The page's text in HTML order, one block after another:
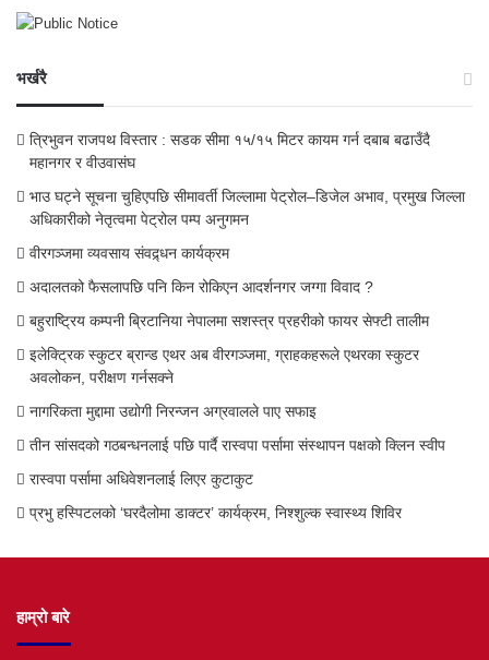
भर्खरै
त्रिभुवन राजपथ विस्तार : सडक सीमा १५/१५ मिटर कायम गर्न दबाब बढाउँदै
महानगर र वीउवासंघ
भाउ घट्ने सूचना चुहिएपछि सीमावर्ती जिल्लामा पेट्रोल–डिजेल अभाव, प्रमुख जिल्ला
अधिकारीको नेतृत्वमा पेट्रोल पम्प अनुगमन
वीरगञ्जमा व्यवसाय संवद्र्धन कार्यक्रम
अदालतको फैसलापछि पनि किन रोकिएन आदर्शनगर जग्गा विवाद ?
बहुराष्ट्रिय कम्पनी ब्रिटानिया नेपालमा सशस्त्र प्रहरीको फायर सेफ्टी तालीम
इलेक्ट्रिक स्कुटर ब्रान्ड एथर अब वीरगञ्जमा, ग्राहकहरूले एथरका स्कुटर
अवलोकन, परीक्षण गर्नसक्ने
नागरिकता मुद्दामा उद्योगी निरन्जन अग्रवालले पाए सफाइ
तीन सांसदको गठबन्धनलाई पछि पार्दै रास्वपा पर्सामा संस्थापन पक्षको क्लिन स्वीप
रास्वपा पर्सामा अधिवेशनलाई लिएर कुटाकुट
प्रभु हस्पिटलको ‘घरदैलोमा डाक्टर’ कार्यक्रम, निश्शुल्क स्वास्थ्य शिविर
हाम्रो बारे